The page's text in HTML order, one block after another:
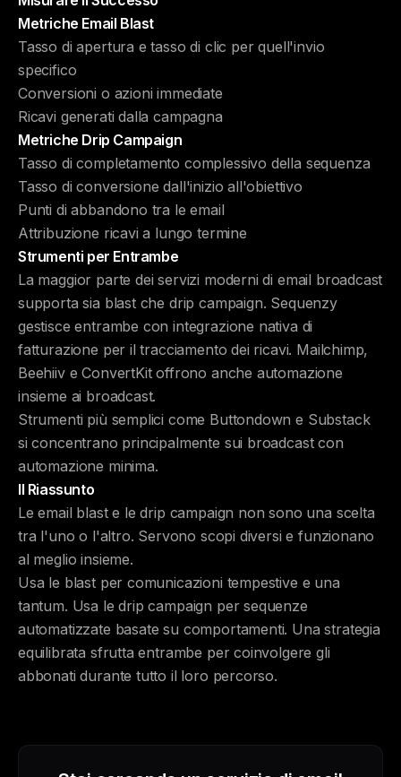
Metriche Email Blast
Tasso di apertura e tasso di clic per quell'invio
specifico
Conversioni o azioni immediate
Ricavi generati dalla campagna
Metriche Drip Campaign
Tasso di completamento complessivo della sequenza
Tasso di conversione dall'inizio all'obiettivo
Punti di abbandono tra le email
Attribuzione ricavi a lungo termine
Strumenti per Entrambe
La maggior parte dei servizi moderni di email broadcast
supporta sia blast che drip campaign. Sequenzy
gestisce entrambe con integrazione nativa di
fatturazione per il tracciamento dei ricavi. Mailchimp,
Beehiiv e ConvertKit offrono anche automazione
insieme ai broadcast.
Strumenti più semplici come Buttondown e Substack
si concentrano principalmente sui broadcast con
automazione minima.
Il Riassunto
Le email blast e le drip campaign non sono una scelta
tra l'uno o l'altro. Servono scopi diversi e funzionano
al meglio insieme.
Usa le blast per comunicazioni tempestive e una
tantum. Usa le drip campaign per sequenze
automatizzate basate su comportamenti. Una strategia
equilibrata sfrutta entrambe per coinvolgere gli
abbonati durante tutto il loro percorso.